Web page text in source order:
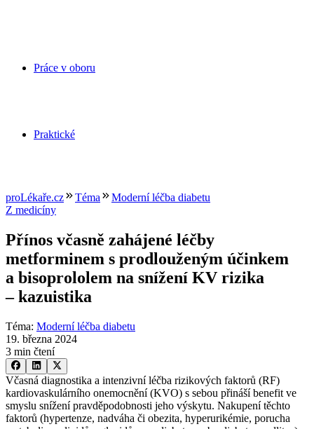
Práce v oboru
Praktické
proLékaře.cz Téma
Moderní léčba diabetu
Z medicíny
Přínos včasně zahájené léčby
metforminem s prodlouženým účinkem
a bisoprololem na snížení KV rizika
–⁠ kazuistika
Téma: Moderní léčba diabetu
19. března 2024
3 min čtení
Včasná diagnostika a intenzivní léčba rizikových faktorů (RF)
kardiovaskulárního onemocnění (KVO) s sebou přináší benefit ve
smyslu snížení pravděpodobnosti jeho výskytu. Nakupení těchto
faktorů (hypertenze, nadváha či obezita, hyperurikémie, porucha